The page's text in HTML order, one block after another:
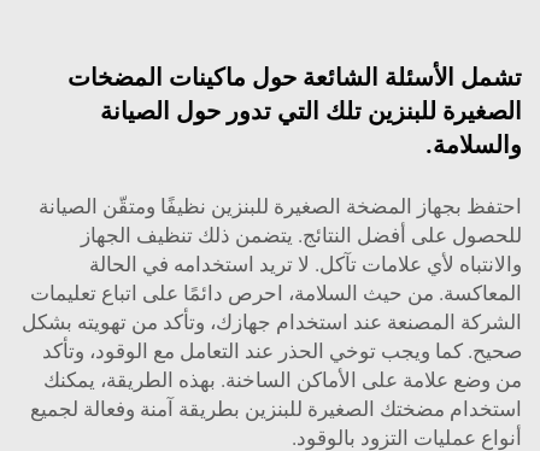
تشمل الأسئلة الشائعة حول ماكينات المضخات
الصغيرة للبنزين تلك التي تدور حول الصيانة
والسلامة.
احتفظ بجهاز المضخة الصغيرة للبنزين نظيفًا ومتقّن الصيانة
للحصول على أفضل النتائج. يتضمن ذلك تنظيف الجهاز
والانتباه لأي علامات تآكل. لا تريد استخدامه في الحالة
المعاكسة. من حيث السلامة، احرص دائمًا على اتباع تعليمات
الشركة المصنعة عند استخدام جهازك، وتأكد من تهويته بشكل
صحيح. كما ويجب توخي الحذر عند التعامل مع الوقود، وتأكد
من وضع علامة على الأماكن الساخنة. بهذه الطريقة، يمكنك
استخدام مضختك الصغيرة للبنزين بطريقة آمنة وفعالة لجميع
أنواع عمليات التزود بالوقود.